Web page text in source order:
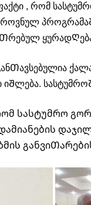
ფაქტი , რომ
იᲨლება.
სასტუმრო